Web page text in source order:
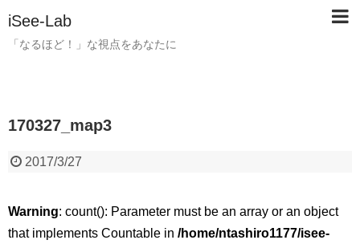
iSee-Lab
「なるほど！」な視点をあなたに
170327_map3
2017/3/27
Warning: count(): Parameter must be an array or an object
that implements Countable in /home/ntashiro1177/isee-